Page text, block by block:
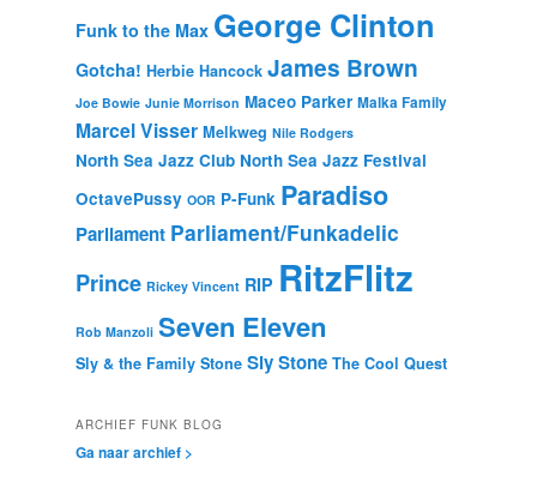
Funk to the Max George Clinton
Gotcha! Herbie Hancock James Brown
Joe Bowie Junie Morrison Maceo Parker Malka Family
Marcel Visser Melkweg Nile Rodgers
North Sea Jazz Club North Sea Jazz Festival
OctavePussy OOR P-Funk Paradiso
Parliament Parliament/Funkadelic
Prince Rickey Vincent RIP RitzFlitz
Rob Manzoli Seven Eleven
Sly & the Family Stone Sly Stone The Cool Quest
ARCHIEF FUNK BLOG
Ga naar archief >